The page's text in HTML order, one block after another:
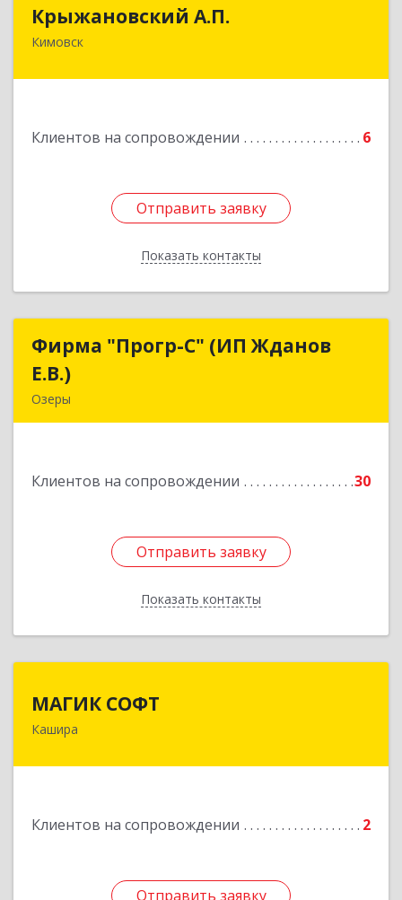
Крыжановский А.П.
Кимовск
Клиентов на сопровождении 6
Отправить заявку
Показать контакты
Отправить заявку
Назад
Фирма "Прогр-С" (ИП Жданов
Е.В.)
Озеры
Клиентов на сопровождении 30
Отправить заявку
Показать контакты
Фирма "Прогр-С" (ИП Жданов
Подробнее
Отправить заявку
Назад
МАГИК СОФТ
Кашира
Клиентов на сопровождении 2
Отправить заявку
Отправить заявку